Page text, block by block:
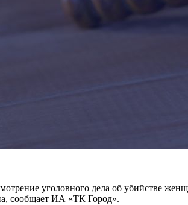
уголовного дела об убийстве
сообщает ИА «ТК Город».